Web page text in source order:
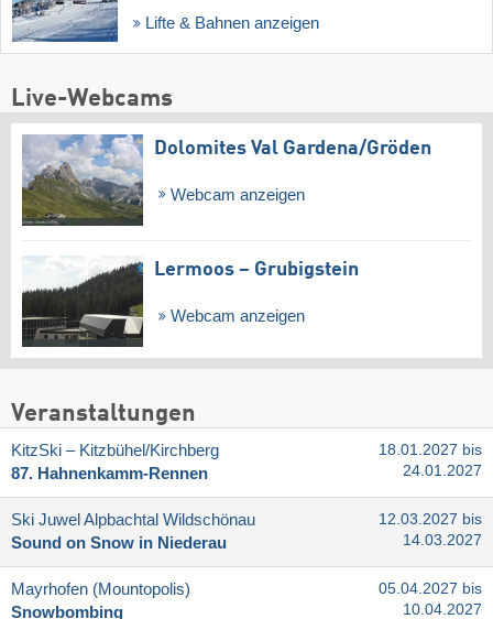
Lifte & Bahnen anzeigen
Live-Webcams
Dolomites Val Gardena/​Gröden
Webcam anzeigen
Lermoos – Grubigstein
Webcam anzeigen
Veranstaltungen
KitzSki – Kitzbühel/​Kirchberg
87. Hahnenkamm-Rennen
18.01.2027 bis
24.01.2027
Ski Juwel Alpbachtal Wildschönau
Sound on Snow in Niederau
12.03.2027 bis
14.03.2027
Mayrhofen (Mountopolis)
Snowbombing
05.04.2027 bis
10.04.2027